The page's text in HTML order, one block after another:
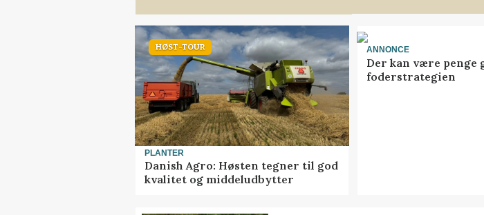
HØST-TOUR
PLANTER
Danish Agro: Høsten tegner til god
kvalitet og middeludbytter
ANNONCE
Der kan være penge
foderstrategien